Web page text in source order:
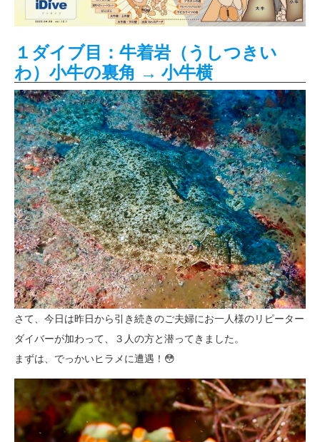
１ダイブ目：牛着岩（うしつきい
わ）小牛の裏角 → 小牛横
さて、今日は昨日から引き続きのご夫婦にお一人様のリピーター
ダイバーが加わって、３人の方と潜ってきました。
まずは、でっかいヒラメに遭遇！😳